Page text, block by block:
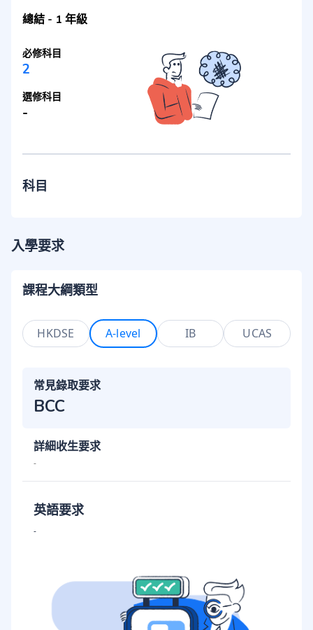
總結 - 1 年級
必修科目
2
選修科目
-
科目
入學要求
課程大綱類型
HKDSE A-level IB UCAS
常見錄取要求
BCC
詳細收生要求
-
英語要求
-